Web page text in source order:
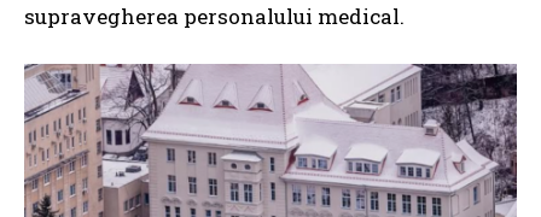
supravegherea personalului medical.